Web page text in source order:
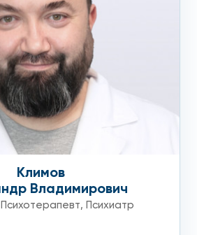
Климов
Владимирович
Психотерапевт, Психиатр